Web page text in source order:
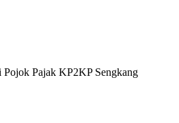
Pajak KP2KP Sengkang